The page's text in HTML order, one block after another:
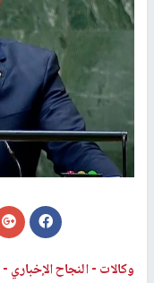
وكالات -النجاح الإخباري -